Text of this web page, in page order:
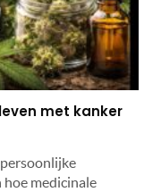
met kanker
hoe medicinale